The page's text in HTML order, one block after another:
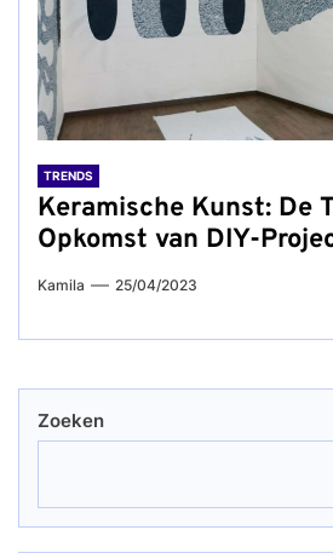
TRENDS
Keramische Kunst: De
Opkomst van DIY-
Kamila 25/04/2023
Zoeken